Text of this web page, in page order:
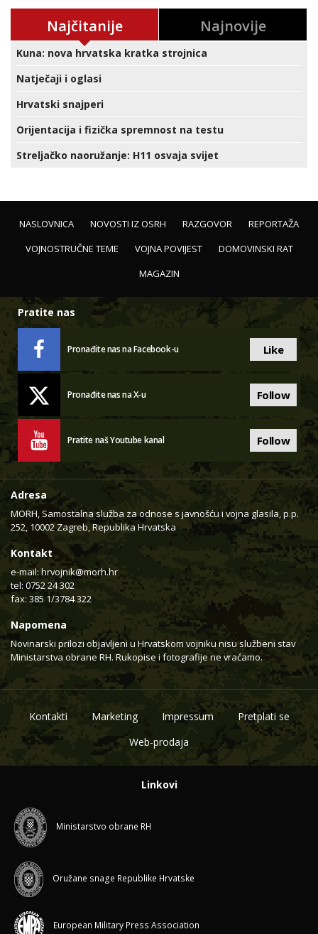
Najčitanije Najnovije
Kuna: nova hrvatska kratka strojnica
Natječaji i oglasi
Hrvatski snajperi
Orijentacija i fizička spremnost na testu
Streljačko naoružanje: H11 osvaja svijet
NASLOVNICA NOVOSTI IZ OSRH RAZGOVOR
REPORTAŽA
VOJNOSTRUČNE TEME
VOJNA POVIJEST
DOMOVINSKI RAT
MAGAZIN
Pratite nas
Pronađite nas na Facebook-u Like
Pronađite nas na X-u Follow
Pratite naš Youtube kanal Follow
Adresa
MORH, Samostalna služba za odnose s javnošću i vojna glasila, p.p.
252, 10002 Zagreb, Republika Hrvatska
Kontakt
e-mail: hrvojnik@morh.hr
tel: 0752 24 302
fax: 385 1/3784 322
Napomena
Novinarski prilozi objavljeni u Hrvatskom vojniku nisu službeni stav
Ministarstva obrane RH. Rukopise i fotografije ne vraćamo.
Kontakti Marketing Impressum
Pretplati se
Web-prodaja
Linkovi
Ministarstvo obrane RH
Oružane snage Republike Hrvatske
European Military Press Association